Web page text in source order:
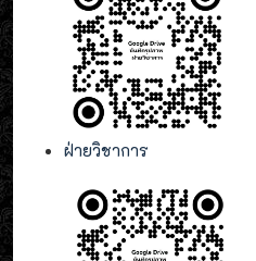
ฝ่ายวิชาการ